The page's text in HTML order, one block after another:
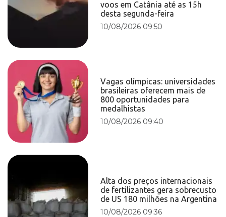
voos em Catânia até as 15h
desta segunda-feira
10/08/2026 09:50
Vagas olímpicas: universidades
brasileiras oferecem mais de
800 oportunidades para
medalhistas
10/08/2026 09:40
Alta dos preços internacionais
de fertilizantes gera sobrecusto
de US 180 milhões na Argentina
10/08/2026 09:36